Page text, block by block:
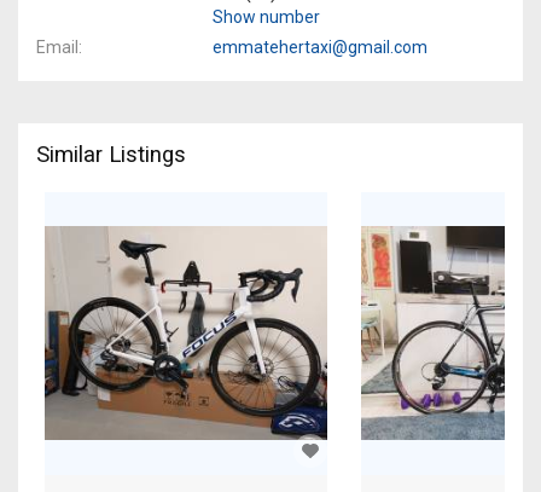
Show number
Email
emmatehertaxi@gmail.com
Similar Listings